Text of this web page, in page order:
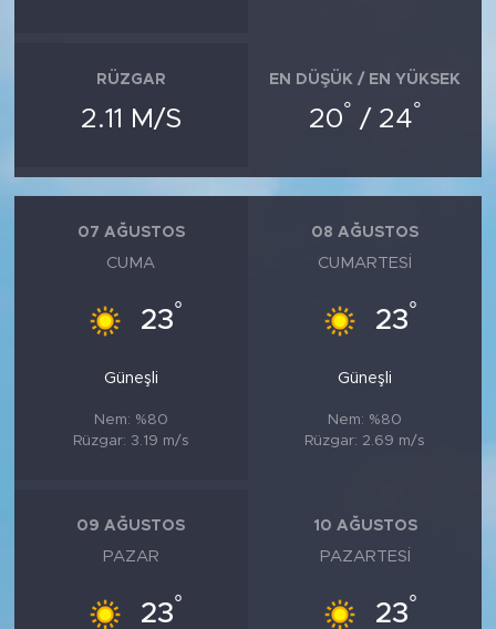
RÜZGAR
2.11 M/S
EN DÜŞÜK / EN YÜKSEK
20° / 24°
07 AĞUSTOS
CUMA
23°
Güneşli
Nem: %80
Rüzgar: 3.19 m/s
08 AĞUSTOS
CUMARTESI
23°
Güneşli
Nem: %80
Rüzgar: 2.69 m/s
09 AĞUSTOS
PAZAR
23°
10 AĞUSTOS
PAZARTESI
23°